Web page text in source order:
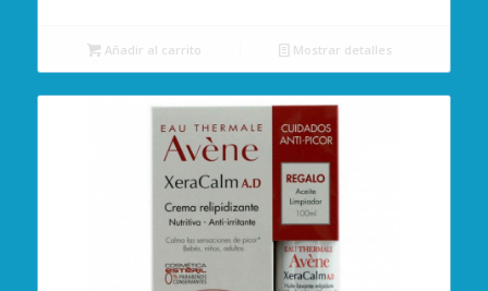
Añadir al carrito Mostrar detalles